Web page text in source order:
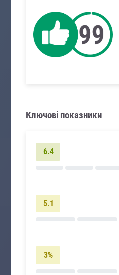
Ключові показники
6.4
5.1
3%